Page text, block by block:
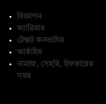
বিজ্ঞাপন
ক্যারিয়ার
টেক্সট কনভার্টার
আর্কাইভ
নামাজ, সেহরি, ইফতারের
সময়